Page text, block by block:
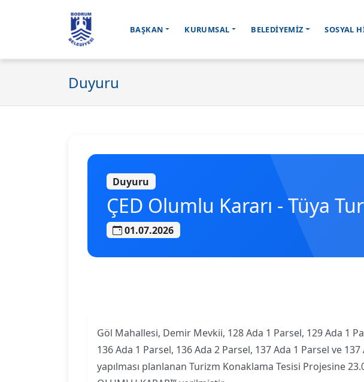
BAŞKAN KURUMSAL BELEDİYEMİZ SOSYAL
Duyuru
Duyuru
ÇED Olumlu Kararı - Tüya
01.07.2026
Göl Mahallesi, Demir Mevkii, 128 Ada 1 Parsel, 129 Ada 1
136 Ada 1 Parsel, 136 Ada 2 Parsel, 137 Ada 1 Parsel ve
yapılması planlanan Turizm Konaklama Tesisi Projesine